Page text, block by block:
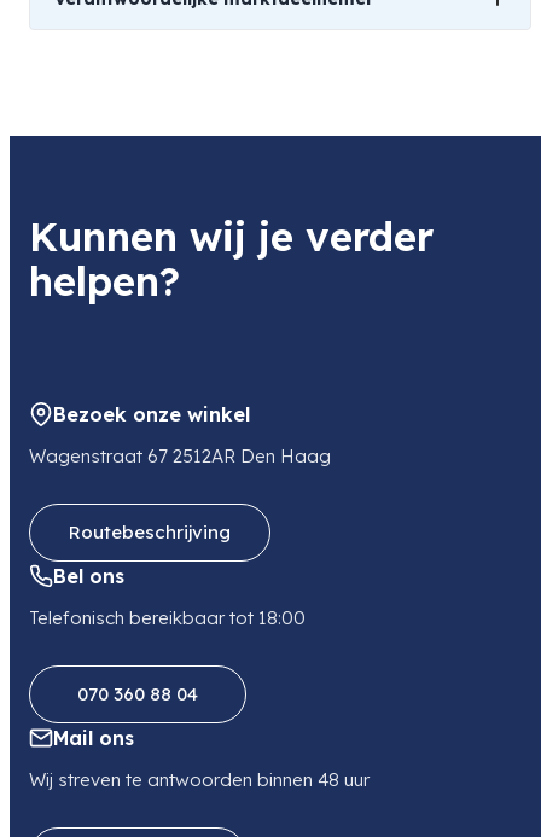
Product
CALB514
Item code leverancier
CALB514
Adres
E-mail
accounts@lumesca.com
Kunnen wij je verder
helpen?
Bezoek onze winkel
Wagenstraat 67 2512AR Den Haag
Routebeschrijving
Bel ons
Telefonisch bereikbaar tot 18:00
070 360 88 04
Mail ons
Wij streven te antwoorden binnen 48 uur